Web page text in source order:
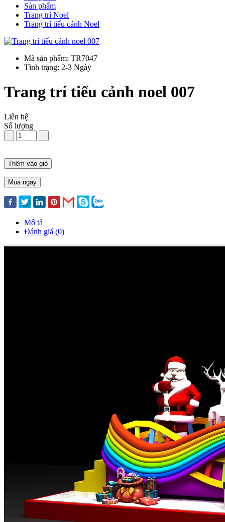
Sản phẩm
Trang trí Noel
Trang trí tiểu cảnh Noel
Mã sản phẩm: TR7047
Tình trạng: 2-3 Ngày
Trang trí tiểu cảnh noel 007
Liên hệ
Số lượng
Thêm vào giỏ
Mua ngay
Mô tả
Đánh giá (0)